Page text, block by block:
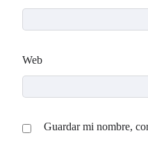
Web
Guardar mi nombre,